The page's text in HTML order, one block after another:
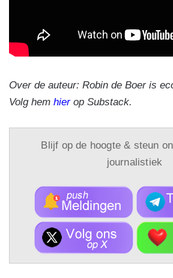
Over de auteur: Robin de Boer is
Volg hem hierop Substack.
Blijf op de hoogte & steun
journalistiek